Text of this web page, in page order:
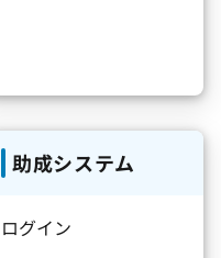
助成システム
ログイン